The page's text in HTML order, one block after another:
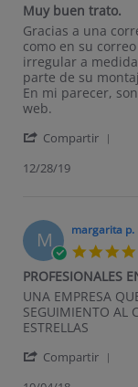
Muy buen trato.
Review by José M.
review stating
Gracias a una
como en su
irregular a
parte de su
En mi parecer,
web.
Compartir
12/28/19
M margarita p.
PROFESIONALES
Review by
review stating
UNA EMPRESA
SEGUIMIENTO AL
ESTRELLAS
Compartir